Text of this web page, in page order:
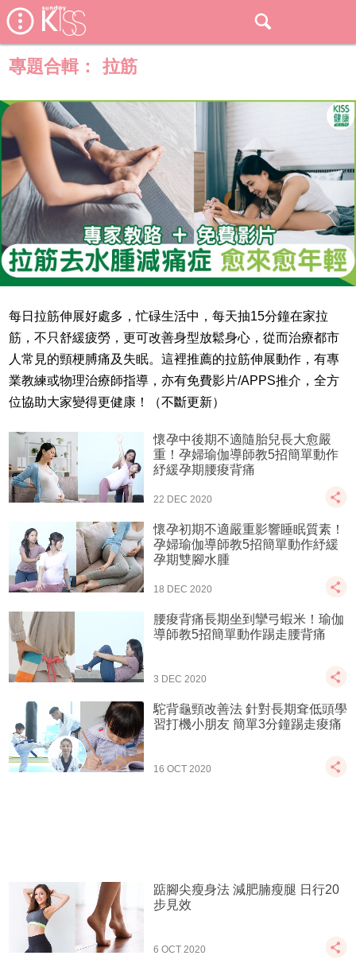
專題合輯： 拉筋
每日拉筋伸展好處多，忙碌生活中，每天抽15分鐘在家拉
筋，不只舒緩疲勞，更可改善身型放鬆身心，從而治療都市
人常見的頸梗膊痛及失眠。這裡推薦的拉筋伸展動作，有專
業教練或物理治療師指導，亦有免費影片/APPS推介，全方
位協助大家變得更健康！（不斷更新）
懷孕中後期不適隨胎兒長大愈嚴
重！孕婦瑜伽導師教5招簡單動作
紓緩孕期腰痠背痛
22 DEC 2020
懷孕初期不適嚴重影響睡眠質素！
孕婦瑜伽導師教5招簡單動作紓緩
孕期雙腳水腫
18 DEC 2020
腰痠背痛長期坐到攣弓蝦米！瑜伽
導師教5招簡單動作踢走腰背痛
3 DEC 2020
駝背龜頸改善法 針對長期耷低頭學
習打機小朋友 簡單3分鐘踢走痠痛
16 OCT 2020
踮腳尖瘦身法 減肥腩瘦腿 日行20
步見效
6 OCT 2020